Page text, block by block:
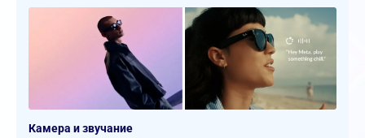
Камера и звучание